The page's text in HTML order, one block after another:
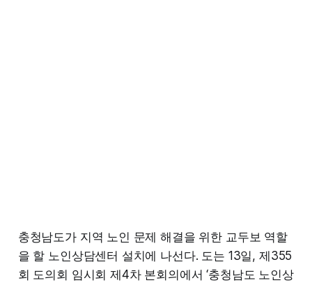
충청남도가 지역 노인 문제 해결을 위한 교두보 역할
을 할 노인상담센터 설치에 나선다. 도는 13일, 제355
회 도의회 임시회 제4차 본회의에서 ‘충청남도 노인상